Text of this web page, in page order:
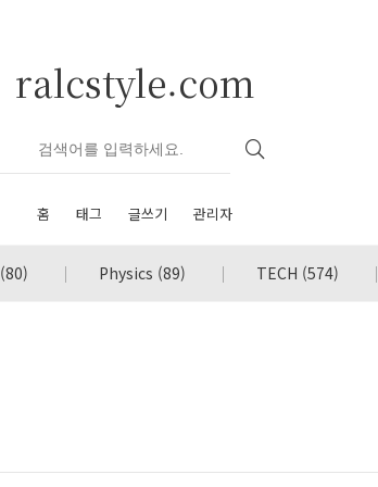
ralcstyle.com
홈 태그 글쓰기 관리자
(80) Physics (89) TECH (574)